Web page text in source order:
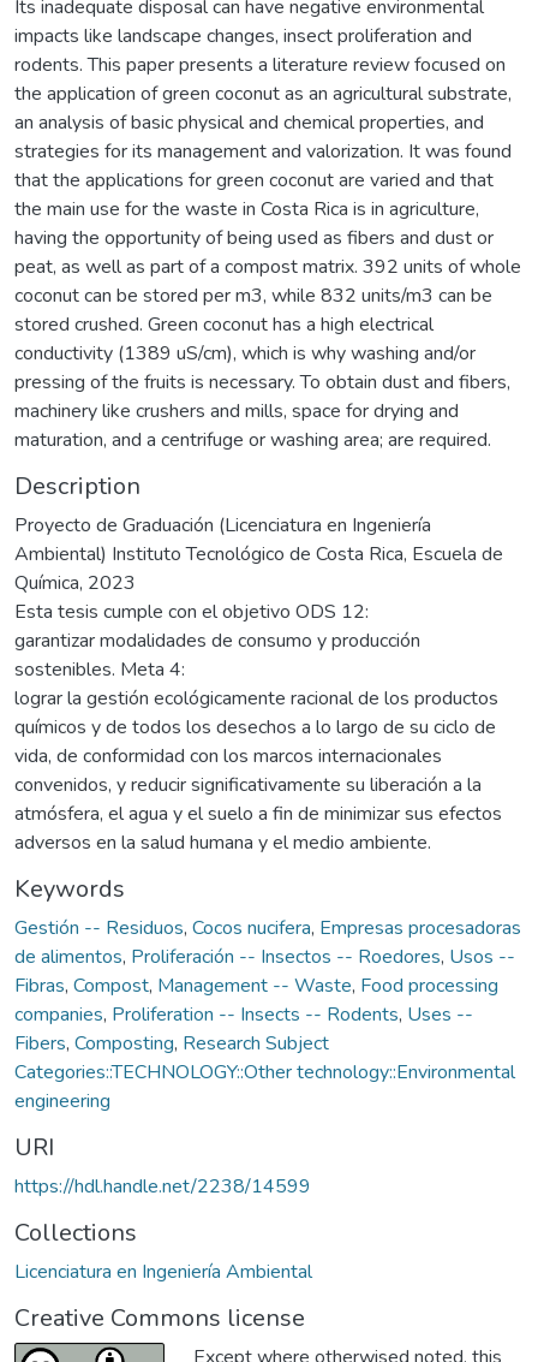
Its inadequate disposal can have negative environmental
impacts like landscape changes, insect proliferation and
rodents. This paper presents a literature review focused on
the application of green coconut as an agricultural substrate,
an analysis of basic physical and chemical properties, and
strategies for its management and valorization. It was found
that the applications for green coconut are varied and that
the main use for the waste in Costa Rica is in agriculture,
having the opportunity of being used as fibers and dust or
peat, as well as part of a compost matrix. 392 units of whole
coconut can be stored per m3, while 832 units/m3 can be
stored crushed. Green coconut has a high electrical
conductivity (1389 uS/cm), which is why washing and/or
pressing of the fruits is necessary. To obtain dust and fibers,
machinery like crushers and mills, space for drying and
maturation, and a centrifuge or washing area; are required.
Description
Proyecto de Graduación (Licenciatura en Ingeniería
Ambiental) Instituto Tecnológico de Costa Rica, Escuela de
Química, 2023
Esta tesis cumple con el objetivo ODS 12:
garantizar modalidades de consumo y producción
sostenibles. Meta 4:
lograr la gestión ecológicamente racional de los productos
químicos y de todos los desechos a lo largo de su ciclo de
vida, de conformidad con los marcos internacionales
convenidos, y reducir significativamente su liberación a la
atmósfera, el agua y el suelo a fin de minimizar sus efectos
adversos en la salud humana y el medio ambiente.
Keywords
Gestión -- Residuos, Cocos nucifera, Empresas procesadoras
de alimentos, Proliferación -- Insectos -- Roedores, Usos --
Fibras, Compost, Management -- Waste, Food processing
companies, Proliferation -- Insects -- Rodents, Uses --
Fibers, Composting, Research Subject
Categories::TECHNOLOGY::Other technology::Environmental
engineering
URI
https://hdl.handle.net/2238/14599
Collections
Licenciatura en Ingeniería Ambiental
Creative Commons license